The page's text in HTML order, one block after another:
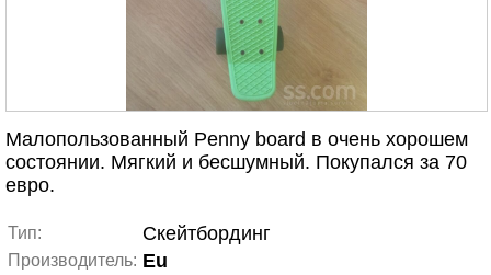
Малопользованный Penny board в очень хорошем
состоянии. Мягкий и бесшумный. Покупался за 70
евро.
Тип: Скейтбординг
Производитель: Eu